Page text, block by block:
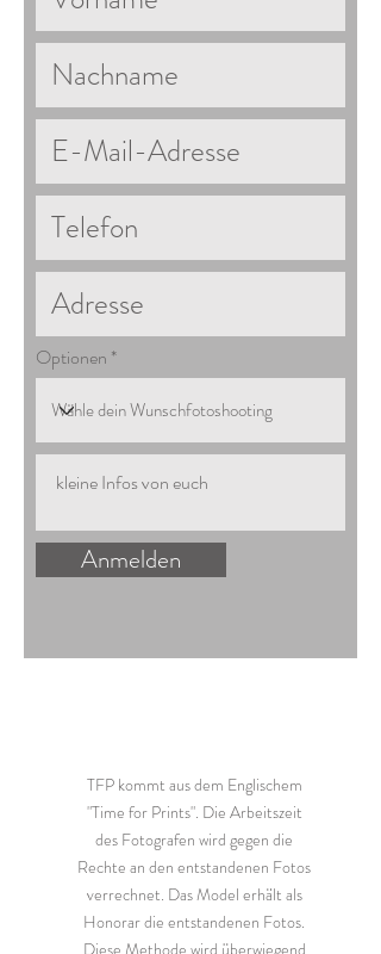
Optionen
Anmelden
TFP kommt aus dem Englischem
"Time for Prints". Die Arbeitszeit
des Fotografen wird gegen die
Rechte an den entstandenen Fotos
verrechnet. Das Model erhält als
Honorar die entstandenen Fotos.
Diese Methode wird überwiegend